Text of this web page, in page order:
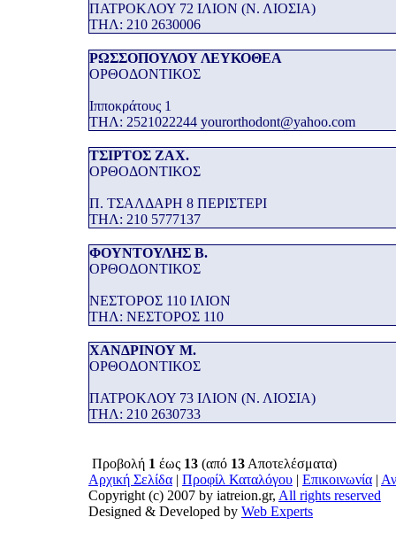
ΠΑΤΡΟΚΛΟΥ 72 ΙΛΙΟΝ (Ν. ΛΙΟΣΙΑ)
THΛ: 210 2630006
ΡΩΣΣΟΠΟΥΛΟΥ ΛΕΥΚΟΘΕΑ
ΟΡΘΟΔΟΝΤΙΚΟΣ
Ιπποκράτους 1
THΛ: 2521022244 yourorthodont@yahoo.com
ΤΣΙΡΤΟΣ ΖΑΧ.
ΟΡΘΟΔΟΝΤΙΚΟΣ
Π. ΤΣΑΛΔΑΡΗ 8 ΠΕΡΙΣΤΕΡΙ
THΛ: 210 5777137
ΦΟΥΝΤΟΥΛΗΣ Β.
ΟΡΘΟΔΟΝΤΙΚΟΣ
ΝΕΣΤΟΡΟΣ 110 ΙΛΙΟΝ
THΛ: ΝΕΣΤΟΡΟΣ 110
ΧΑΝΔΡΙΝΟΥ Μ.
ΟΡΘΟΔΟΝΤΙΚΟΣ
ΠΑΤΡΟΚΛΟΥ 73 ΙΛΙΟΝ (Ν. ΛΙΟΣΙΑ)
THΛ: 210 2630733
Προβολή 1 έως 13 (από 13 Αποτελέσματα)
Αρχική Σελίδα | Προφίλ Καταλόγου | Επικοινωνία |
Copyright (c) 2007 by iatreion.gr, All rights reserved
Designed & Developed by Web Experts